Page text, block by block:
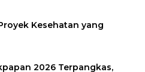
Kesehatan yang
2026 Terpangkas,